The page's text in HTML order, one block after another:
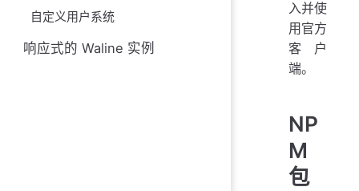
自定义用户系统
响应式的 Waline 实例
入并使
用官方
客户
端。
NP
M
包